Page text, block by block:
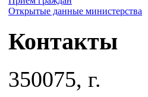
Открытые данные министерства
Контакты
350075, г.